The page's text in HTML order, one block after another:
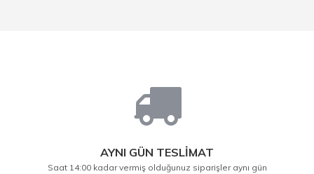
AYNI GÜN TESLİMAT
Saat 14:00 kadar vermiş olduğunuz siparişler aynı gün